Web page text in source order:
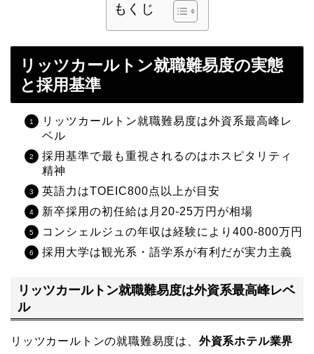
もくじ
リッツカールトン就職難易度の実態
と採用基準
リッツカールトン就職難易度は外資系最高峰レ
ベル
採用基準で最も重視されるのはホスピタリティ
精神
英語力はTOEIC800点以上が目安
新卒採用の初任給は月20-25万円が相場
コンシェルジュの年収は経験により400-800万円
採用大学は観光系・語学系が有利だが実力主義
リッツカールトン就職難易度は外資系最高峰レベ
ル
リッツカールトンの就職難易度は、 外資系ホテル業界